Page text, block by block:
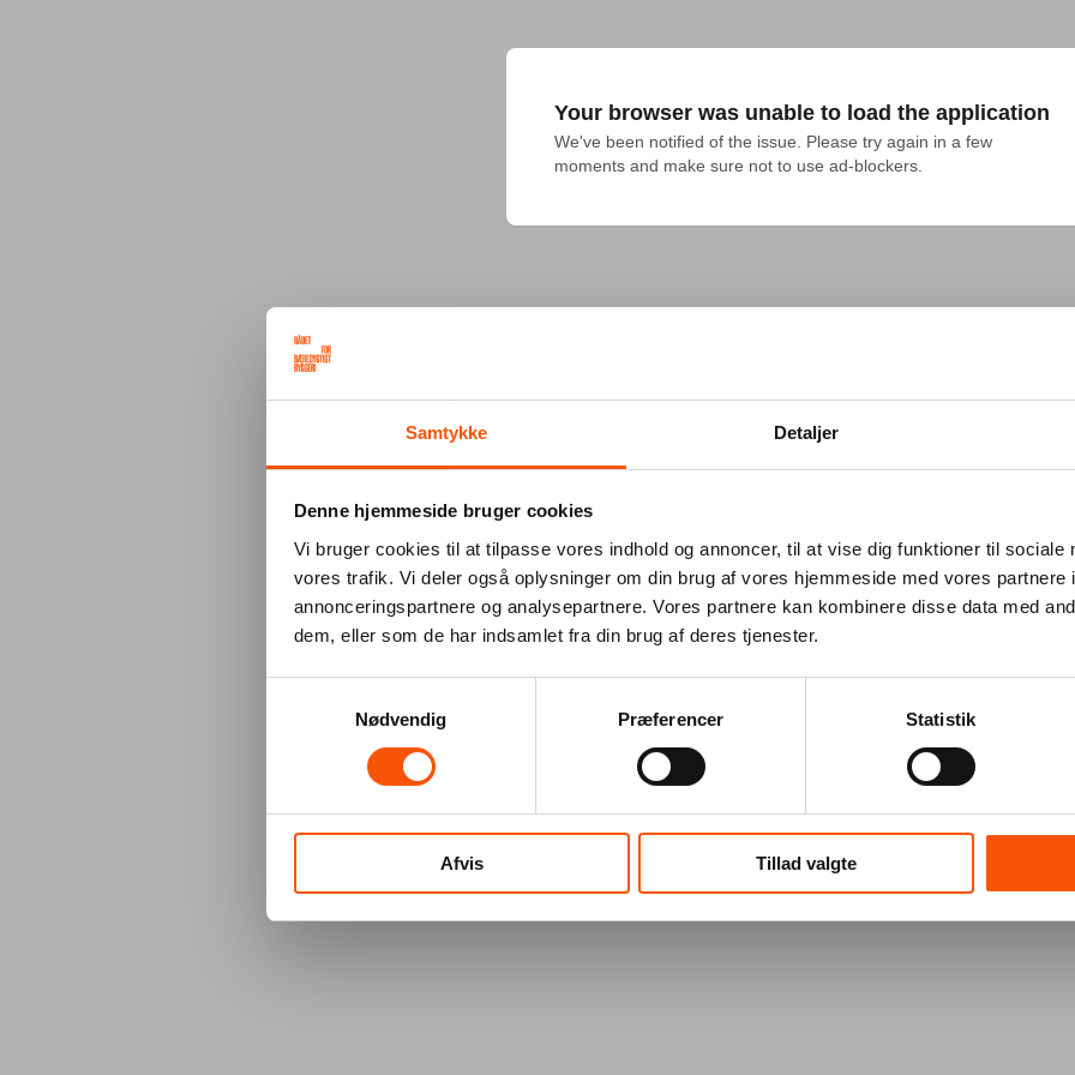
Samtykke Detaljer
Denne hjemmeside bruger cookies
Vi bruger cookies til at tilpasse vores indhold og annoncer, til at vise dig funktioner til sociale
vores trafik. Vi deler også oplysninger om din brug af vores hjemmeside med vores partnere
annonceringspartnere og analysepartnere. Vores partnere kan kombinere disse data med
dem, eller som de har indsamlet fra din brug af deres tjenester.
Nødvendig
Præferencer Statistik
Afvis Tillad valgte
Your browser was unable to load the application
We've been notified of the issue. Please try again in a few
moments and make sure not to use ad-blockers.